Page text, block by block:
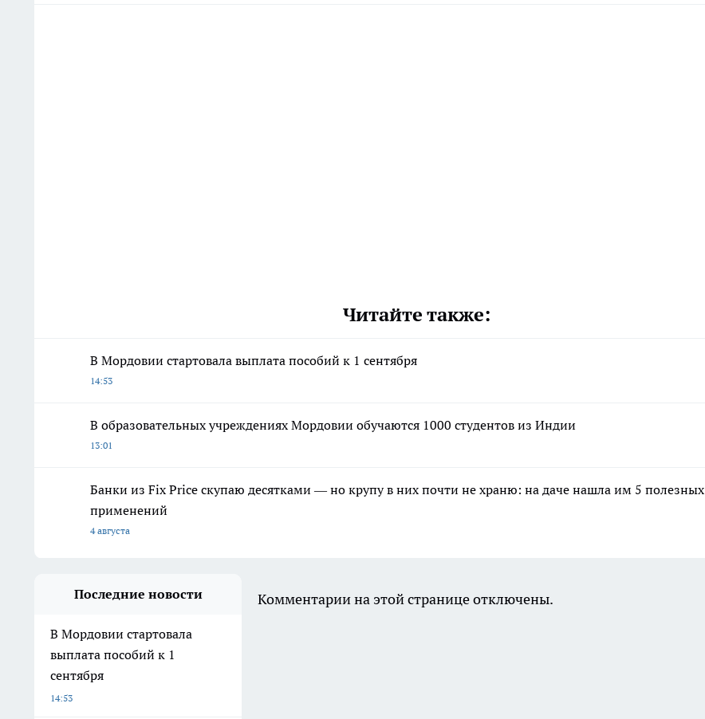
Читайте также:
В Мордовии стартовала выплата пособий к 1 сентября
14:53
В образовательных учреждениях Мордовии обучаются 1000 студентов из Индии
13:01
Банки из Fix Price скупаю десятками — но крупу в них почти не храню: на даче нашла им 5 полезных
применений
4 августа
Последние новости
В Мордовии стартовала
выплата пособий к 1
сентября
14:53
Комментарии на этой странице отключены.